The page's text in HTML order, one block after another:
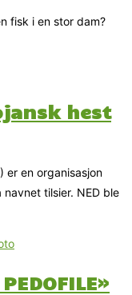
fisk i en stor dam?
hest
er en organisasjon
tilsier. NED ble